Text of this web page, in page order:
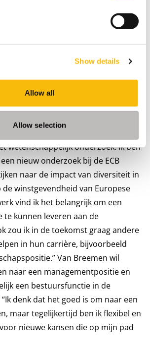
Show details
Allow all
Allow selection
en wetgevende instanties.
tijdschriften en
van DNB en de ECB!” Momenteel
bij de ECB, waar zij zich bezighoudt
in de Europese bankensector. “Ik
wetenschappelijk onderzoek. Ik ben
nieuw onderzoek bij de ECB
naar de impact van diversiteit in
winstgevendheid van Europese
vind ik het belangrijk om een
te kunnen leveren aan de
zou ik in de toekomst graag andere
in hun carrière, bijvoorbeeld
Van Breemen wil
naar een managementpositie en
een bestuursfunctie in de
denk dat het goed is om naar een
maar tegelijkertijd ben ik flexibel en
nieuwe kansen die op mijn pad